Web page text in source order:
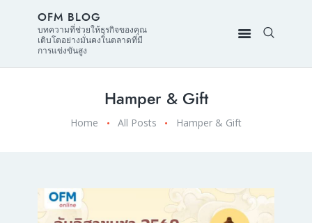
OFM BLOG
บทความที่ช่วยให้ธุรกิจของคุณ
เติบโตอย่างมั่นคงในตลาดที่มี
การแข่งขันสูง
Hamper & Gift
Home All Posts Hamper & Gift